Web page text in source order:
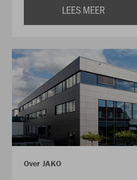
LEES MEER
Over JAKO